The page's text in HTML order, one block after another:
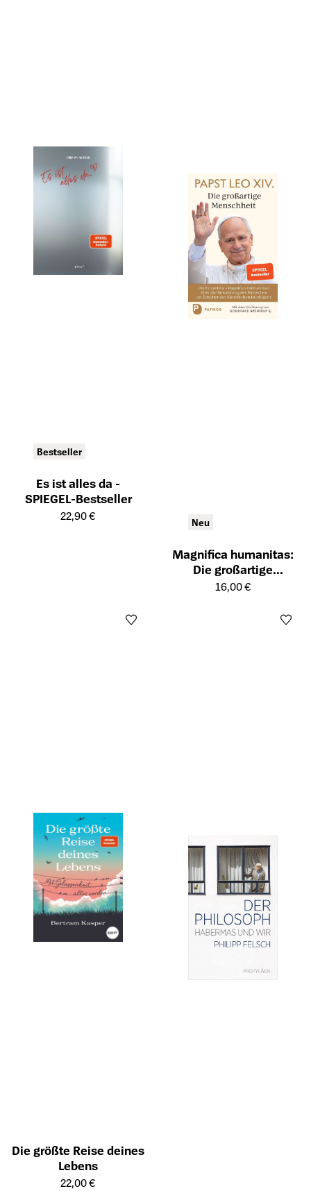
Bestseller
Es ist alles da -
SPIEGEL-Bestseller
Öffnet die Detailseite des Produkts
22,90 € Neu
Magnifica humanitas:
Die großartige
Menschheit
Öffnet die Detailseite des
16,00 €
Die größte Reise deines
Lebens
Öffnet die Detailseite des Produkts
22,00 €